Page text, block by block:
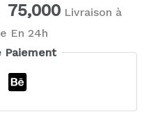
75,000 Livraison à
En 24h
Paiement